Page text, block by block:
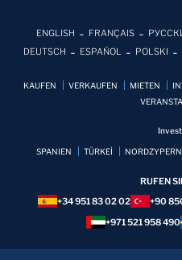
ENGLISH FRANÇAIS
DEUTSCH
ESPAÑOL POLSKI
KAUFEN VERKAUFEN MIETEN
SPANIEN TÜRKEİ NORDZYPERN
RUFEN
+34 951 83 02 02
+90
+971 521 958 490